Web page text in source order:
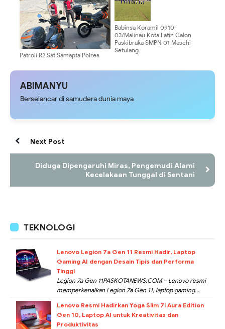
Patroli R2 Sat Samapta Polres
Masyarakat di Kawasan Pantai
Babinsa Koramil 0910-
03/Malinau Kota Latih Calon
Paskibraka SMPN 01 Masehi
Setulang
ABIMANYU
Berselancar di samudera dunia maya
Next Post
Diduga Dipengaruhi Miras, Pengemudi Alami
Kecelakaan Tunggal di Sentani
TEKNOLOGI
Lenovo Legion 7a Gen 11 Resmi Hadir, Laptop
Gaming AI dengan Desain Tipis dan Performa
Tinggi
Legion 7a Gen 11PASKOTANEWS.COM – Lenovo resmi
memperkenalkan Legion 7a Gen 11, laptop gaming...
Lenovo Resmi Hadirkan Yoga Slim 7i Aura Edition
Gen 10, Laptop AI untuk Kreativitas dan
Produktivitas